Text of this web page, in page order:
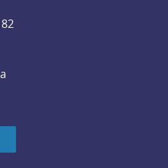
till annan webbplats, öppnas